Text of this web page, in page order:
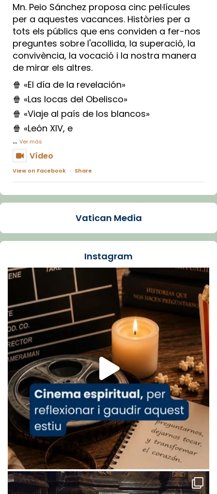
Mn. Peio Sánchez proposa cinc pel·lícules
per a aquestes vacances. Històries per a
tots els públics que ens conviden a fer-nos
preguntes sobre l'acollida, la superació, la
convivència, la vocació i la nostra manera
de mirar els altres.
🍿 «El día de la revelación»
🍿 «Las locas del Obelisco»
🍿 «Viaje al país de los blancos»
🍿 «León XIV, e
... Ver más
Vídeo
View on Facebook · Share
Arquebisbat de Barcelona
La Carmina va patir depressió. Fa gairebé
dos mesos, a l'Estadi Lluís Companys, la
Recupera l'entrevista comp
Vatican
tican News 👇
www.vaticannews.va/es/iglesia/news/2026-
07/carmina-historia-depresion-papa-viaje-
espana-testimoni...
Foto
View on Facebook · Share
Arquebisbat de Barcelona
1 week ago
«Avui les santes Juliana i Semproniana ens
ajuden a alçar la mirada»
Mons. Sergi Gordo, bisbe de Tortosa, ha
presidit aquest 27 de juliol la missa de Les
Santes de Mataró.
🔗tinyurl.com/cvu5jmbk
Vatican Media
Instagram